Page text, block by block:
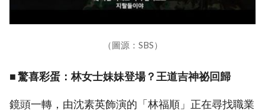
（圖源：SBS）
■ 驚喜彩蛋：林女士妹妹登場？王道吉神祕回歸
鏡頭一轉，由沈素英飾演的「林福順」正在尋找職業